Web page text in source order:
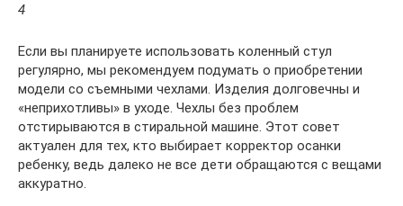
4
Если вы планируете использовать коленный стул
регулярно, мы рекомендуем подумать о приобретении
модели со съемными чехлами. Изделия долговечны и
«неприхотливы» в уходе. Чехлы без проблем
отстирываются в стиральной машине. Этот совет
актуален для тех, кто выбирает корректор осанки
ребенку, ведь далеко не все дети обращаются с вещами
аккуратно.